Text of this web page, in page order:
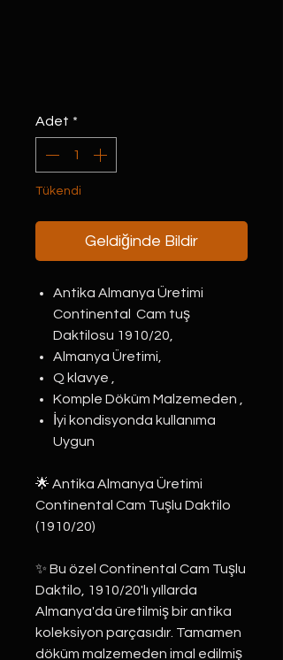
Adet *
Tükendi
Geldiğinde Bildir
Antika Almanya Üretimi
Continental Cam tuş
Daktilosu 1910/20,
Almanya Üretimi,
Q klavye ,
Komple Döküm Malzemeden ,
İyi kondisyonda kullanıma
Uygun
🌟 Antika Almanya Üretimi
Continental Cam Tuşlu Daktilo
(1910/20)
✨ Bu özel Continental Cam Tuşlu
Daktilo, 1910/20'lı yıllarda
Almanya'da üretilmiş bir antika
koleksiyon parçasıdır. Tamamen
döküm malzemeden imal edilmiş